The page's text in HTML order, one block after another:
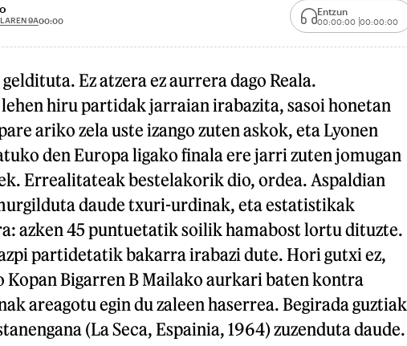
9A00:00
Entzun
00:00:00 00:00:00
Ez atzera ez aurrera dago Reala.
hiru partidak jarraian irabazita, sasoi honetan
ariko zela uste izango zuten askok, eta Lyonen
den Europa ligako finala ere jarri zuten jomugan
Errealitateak bestelakorik dio, ordea. Aspaldian
daude txuri-urdinak, eta estatistikak
azken 45 puntuetatik soilik hamabost lortu dituzte.
partidetatik bakarra irabazi dute. Hori gutxi ez,
Kopan Bigarren B Mailako aurkari baten kontra
areagotu egin du zaleen haserrea. Begirada guztiak
(La Seca, Espainia, 1964) zuzenduta daude.